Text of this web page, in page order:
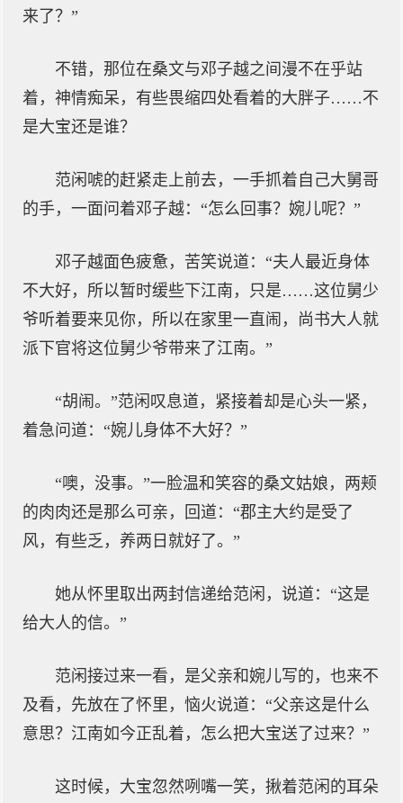
来了？”
不错，那位在桑文与邓子越之间漫不在乎站
着，神情痴呆，有些畏缩四处看着的大胖子……不
是大宝还是谁？
范闲唬的赶紧走上前去，一手抓着自己大舅哥
的手，一面问着邓子越：“怎么回事？婉儿呢？”
邓子越面色疲惫，苦笑说道：“夫人最近身体
不大好，所以暂时缓些下江南，只是……这位舅少
爷听着要来见你，所以在家里一直闹，尚书大人就
派下官将这位舅少爷带来了江南。”
“胡闹。”范闲叹息道，紧接着却是心头一紧，
着急问道：“婉儿身体不大好？”
“噢，没事。”一脸温和笑容的桑文姑娘，两颊
的肉肉还是那么可亲，回道：“郡主大约是受了
风，有些乏，养两日就好了。”
她从怀里取出两封信递给范闲，说道：“这是
给大人的信。”
范闲接过来一看，是父亲和婉儿写的，也来不
及看，先放在了怀里，恼火说道：“父亲这是什么
意思？江南如今正乱着，怎么把大宝送了过来？”
这时候，大宝忽然咧嘴一笑，揪着范闲的耳朵